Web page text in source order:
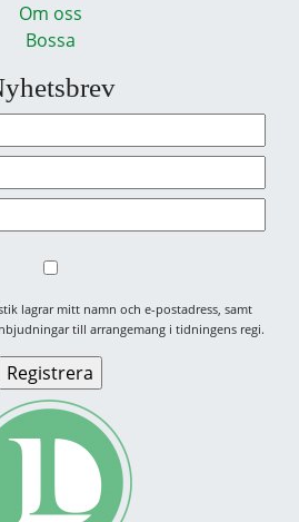
Om oss
Bossa
lagrar mitt namn och e-postadress, samt
till arrangemang i tidningens regi.